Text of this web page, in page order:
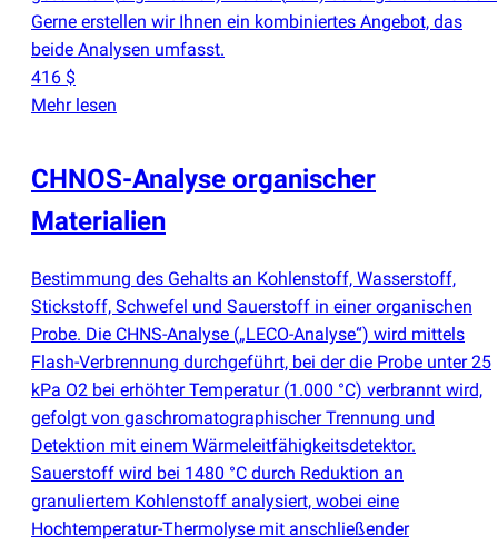
Gerne erstellen wir Ihnen ein kombiniertes Angebot, das
beide Analysen umfasst.
416 $
Mehr lesen
CHNOS-Analyse organischer
Materialien
Bestimmung des Gehalts an Kohlenstoff, Wasserstoff,
Stickstoff, Schwefel und Sauerstoff in einer organischen
Probe. Die CHNS-Analyse („LECO-Analyse“) wird mittels
Flash-Verbrennung durchgeführt, bei der die Probe unter 25
kPa O2 bei erhöhter Temperatur (1.000 °C) verbrannt wird,
gefolgt von gaschromatographischer Trennung und
Detektion mit einem Wärmeleitfähigkeitsdetektor.
Sauerstoff wird bei 1480 °C durch Reduktion an
granuliertem Kohlenstoff analysiert, wobei eine
Hochtemperatur-Thermolyse mit anschließender